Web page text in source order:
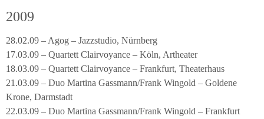
2009
28.02.09 – Agog – Jazzstudio, Nürnberg
17.03.09 – Quartett Clairvoyance – Köln, Artheater
18.03.09 – Quartett Clairvoyance – Frankfurt, Theaterhaus
21.03.09 – Duo Martina Gassmann/Frank Wingold – Goldene
Krone, Darmstadt
22.03.09 – Duo Martina Gassmann/Frank Wingold – Frankfurt